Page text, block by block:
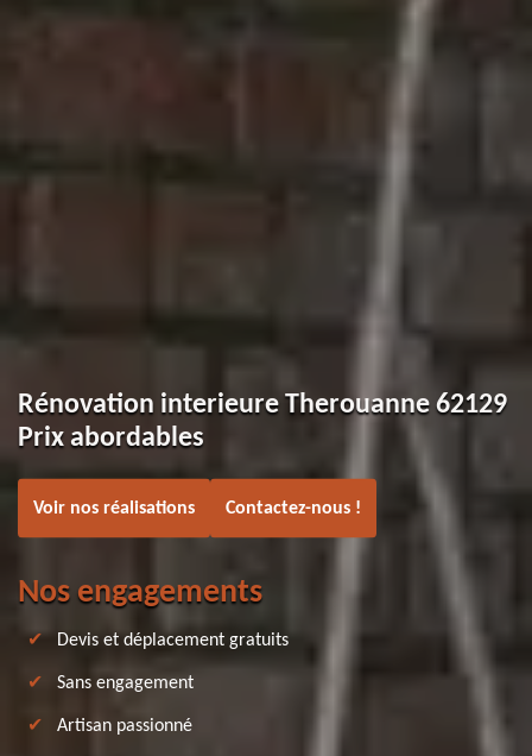
Rénovation interieure Therouanne 62129
Prix abordables
Voir nos réalisations Contactez-nous !
Nos engagements
Devis et déplacement gratuits
Sans engagement
Artisan passionné